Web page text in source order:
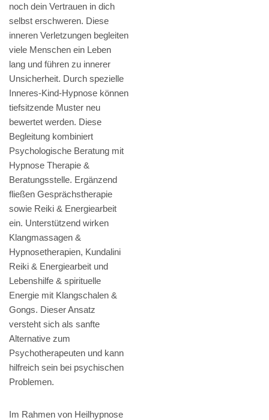
noch dein Vertrauen in dich
selbst erschweren. Diese
inneren Verletzungen begleiten
viele Menschen ein Leben
lang und führen zu innerer
Unsicherheit. Durch spezielle
Inneres-Kind-Hypnose können
tiefsitzende Muster neu
bewertet werden. Diese
Begleitung kombiniert
Psychologische Beratung mit
Hypnose Therapie &
Beratungsstelle. Ergänzend
fließen Gesprächstherapie
sowie Reiki & Energiearbeit
ein. Unterstützend wirken
Klangmassagen &
Hypnosetherapien, Kundalini
Reiki & Energiearbeit und
Lebenshilfe & spirituelle
Energie mit Klangschalen &
Gongs. Dieser Ansatz
versteht sich als sanfte
Alternative zum
Psychotherapeuten und kann
hilfreich sein bei psychischen
Problemen.
Im Rahmen von Heilhypnose